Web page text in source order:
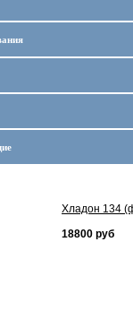
Хладон 134
18800 руб